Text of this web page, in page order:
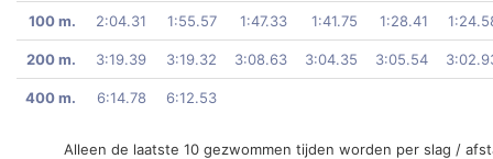
100 m. 2:04.31 1:55.57 1:47.33 1:41.75 1:28.41
200 m. 3:19.39 3:19.32 3:08.63 3:04.35 3:05.54
400 m. 6:14.78 6:12.53
Alleen de laatste 10 gezwommen tijden worden per slag /